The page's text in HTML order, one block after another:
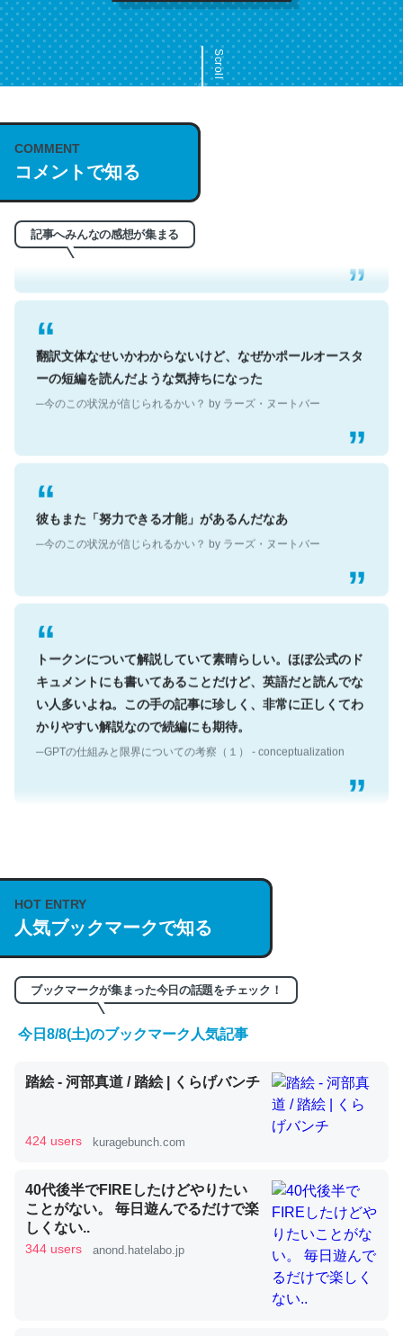
Scroll
COMMENT
コメントで知る
記事へみんなの感想が集まる
これは名文。彼はとてもクレバーなんだろうなと凄く思
う。英語少しでも読める人は原文もお勧め。自分はこの流
─今のこの状況が信じられるかい？ by ラーズ・ヌートバー
翻訳文体なせいかわからないけど、なぜかポールオースタ
ーの短編を読んだような気持ちになった
─今のこの状況が信じられるかい？ by ラーズ・ヌートバー
彼もまた「努力できる才能」があるんだなあ
─今のこの状況が信じられるかい？ by ラーズ・ヌートバー
トークンについて解説していて素晴らしい。ほぼ公式のド
キュメントにも書いてあることだけど、英語だと読んでな
い人多いよね。この手の記事に珍しく、非常に正しくてわ
かりやすい解説なので続編にも期待。
─GPTの仕組みと限界についての考察（１） - conceptualization
説してる記事が少ないので貴重な良記事。/続編来た
https://isobe324649.hatenablog.com/entry/2023/03/27
/064121
─GPTの仕組みと限界についての考察（１） - conceptualization
くらい。小説でいう「ずっと前の伏線」は回収されないけ
ど、短期記憶というには多い分量。進化すればするほど分
かりやすく強くなりそう
昆虫ってカルシウム少ないのか。知らんかった。調べたら
コオロギのカルシウム分はエビの600分の1程度。
HOT ENTRY
人気ブックマークで知る
ブックマークが集まった今日の話題をチェック！
今日8/8(土)のブックマーク人気記事
踏絵 - 河部真道 / 踏絵 | くらげバンチ
424 users kuragebunch.com
40代後半でFIREしたけどやりたい
ことがない。 毎日遊んでるだけで楽
しくない..
344 users anond.hatelabo.jp